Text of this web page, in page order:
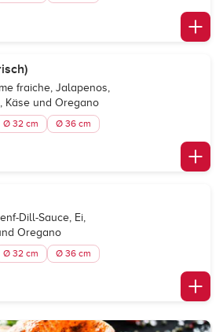
fraiche, Jalapenos,
Käse und Oregano
Ø 32 cm Ø 36 cm
Dill-Sauce, Ei,
Oregano
Ø 32 cm Ø 36 cm